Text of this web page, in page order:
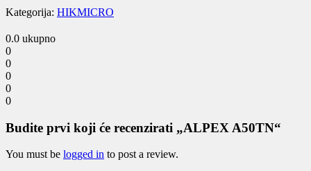
Kategorija: HIKMICRO
0.0 ukupno
0
0
0
0
0
Budite prvi koji će recenzirati „ALPEX A50TN“
You must be logged in to post a review.